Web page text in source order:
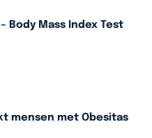
Body Mass Index Test
mensen met Obesitas